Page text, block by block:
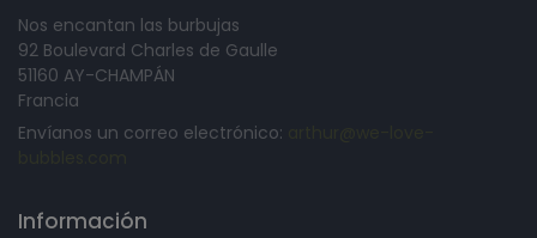
Nos encantan las burbujas
92 Boulevard Charles de Gaulle
51160 AY-CHAMPÁN
Francia
Envíanos un correo electrónico:
Información